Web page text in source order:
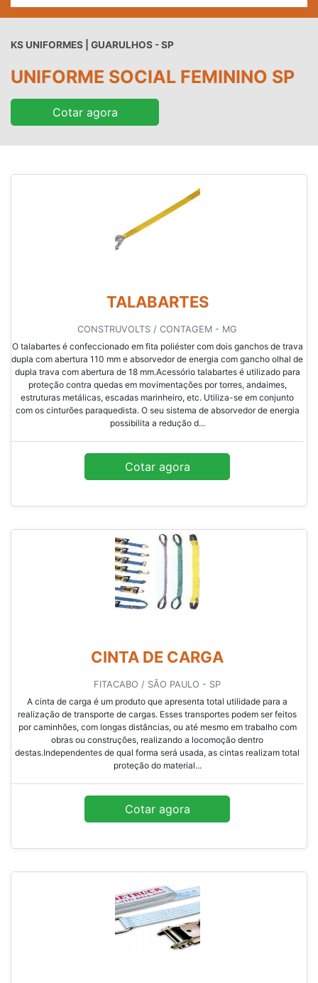
KS UNIFORMES | GUARULHOS - SP
UNIFORME SOCIAL FEMININO SP
Cotar agora
TALABARTES
CONSTRUVOLTS / CONTAGEM - MG
O talabartes é confeccionado em fita poliéster com dois ganchos de trava
dupla com abertura 110 mm e absorvedor de energia com gancho olhal de
dupla trava com abertura de 18 mm.Acessório talabartes é utilizado para
proteção contra quedas em movimentações por torres, andaimes,
estruturas metálicas, escadas marinheiro, etc. Utiliza-se em conjunto
com os cinturões paraquedista. O seu sistema de absorvedor de energia
possibilita a redução d...
Cotar agora
CINTA DE CARGA
FITACABO / SÃO PAULO - SP
A cinta de carga é um produto que apresenta total utilidade para a
realização de transporte de cargas. Esses transportes podem ser feitos
por caminhões, com longas distâncias, ou até mesmo em trabalho com
obras ou construções, realizando a locomoção dentro
destas.Independentes de qual forma será usada, as cintas realizam total
proteção do material...
Cotar agora